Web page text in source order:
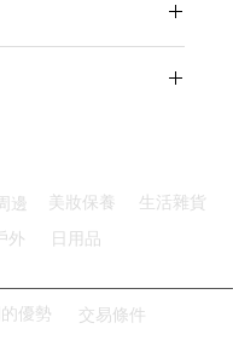
層對齊更俐落
大陸
限公司
邊 美妝保養
生活雜貨
外 日用品
優勢 交易條件